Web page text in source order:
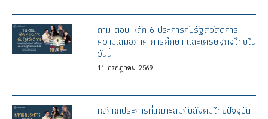
ถาม-ตอบ หลัก 6 ประการกับรัฐสวัสดิการ :
ความเสมอภาค การศึกษา และเศรษฐกิจไทยใน
วันนี้
11 กรกฎาคม 2569
หลักหกประการที่เหมาะสมกับสังคมไทยปัจจุบัน